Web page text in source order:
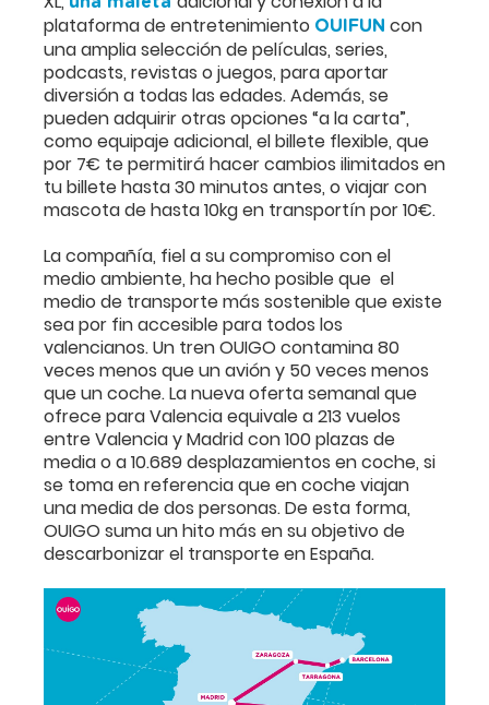
plataforma de entretenimiento OUIFUN con
una amplia selección de películas, series,
podcasts, revistas o juegos, para aportar
diversión a todas las edades. Además, se
pueden adquirir otras opciones “a la carta”,
como equipaje adicional, el billete flexible, que
por 7€ te permitirá hacer cambios ilimitados en
tu billete hasta 30 minutos antes, o viajar con
mascota de hasta 10kg en transportín por 10€.
La compañía, fiel a su compromiso con el
medio ambiente, ha hecho posible que el
medio de transporte más sostenible que existe
sea por fin accesible para todos los
valencianos. Un tren OUIGO contamina 80
veces menos que un avión y 50 veces menos
que un coche. La nueva oferta semanal que
ofrece para Valencia equivale a 213 vuelos
entre Valencia y Madrid con 100 plazas de
media o a 10.689 desplazamientos en coche, si
se toma en referencia que en coche viajan
una media de dos personas. De esta forma,
OUIGO suma un hito más en su objetivo de
descarbonizar el transporte en España.